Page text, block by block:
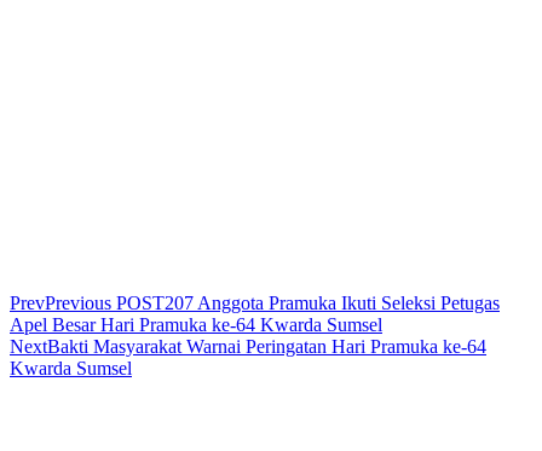
PrevPrevious POST207 Anggota Pramuka Ikuti Seleksi Petugas
Apel Besar Hari Pramuka ke-64 Kwarda Sumsel
NextBakti Masyarakat Warnai Peringatan Hari Pramuka ke-64
Kwarda Sumsel